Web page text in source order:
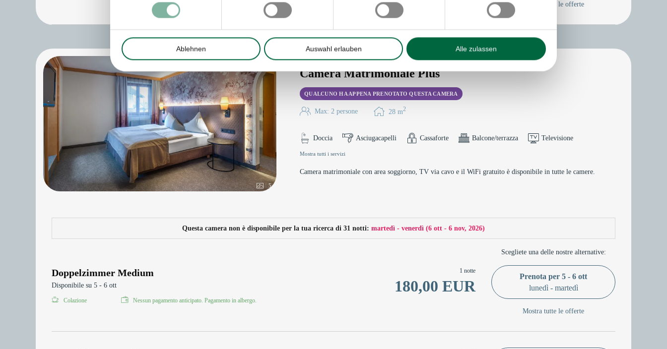
Ablehnen Auswahl erlauben Alle zulassen
Mostra tutte le offerte
5
Camera Matrimoniale Plus
QUALCUNO HA APPENA PRENOTATO QUESTA CAMERA
Max: 2 persone 28 m2
Doccia Asciugacapelli Cassaforte Balcone/terrazza Televisione
Mostra tutti i servizi
Camera matrimoniale con area soggiorno, TV via cavo e il WiFi gratuito è disponibile in tutte le camere.
Questa camera non è disponibile per la tua ricerca di 31 notti: martedì - venerdì (6 ott - 6 nov, 2026)
Scegliete una delle nostre alternative:
Doppelzimmer Medium
Disponibile su 5 - 6 ott
Colazione Nessun pagamento anticipato. Pagamento in albergo.
1 notte
180,00 EUR
Prenota per 5 - 6 ott
lunedì - martedì
Mostra tutte le offerte